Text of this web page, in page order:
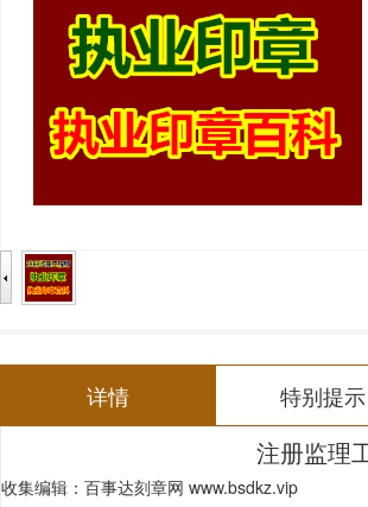
详情 特别提示
注册监理
收集编辑： 百事达刻章网 www.bsdkz.vip